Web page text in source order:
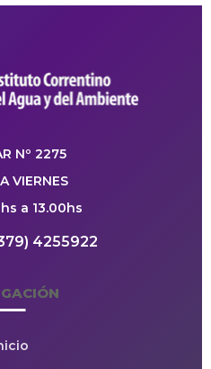
Nº 2275
VIERNES
a 13.00hs
4255922